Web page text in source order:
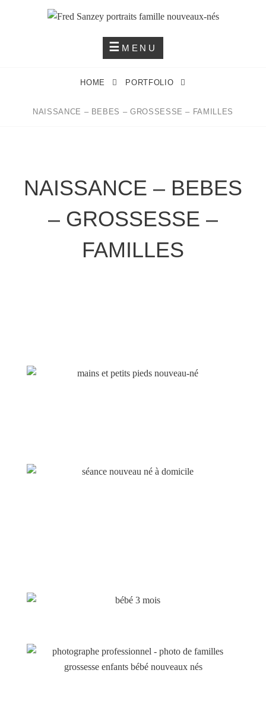
FRED SANZEY PORTRAITS
FAMILLE NOUVEAUX-NÉS
MENU
HOME PORTFOLIO
NAISSANCE – BEBES – GROSSESSE – FAMILLES
NAISSANCE – BEBES
– GROSSESSE –
FAMILLES